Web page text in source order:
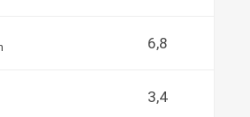
h 6,8
3,4